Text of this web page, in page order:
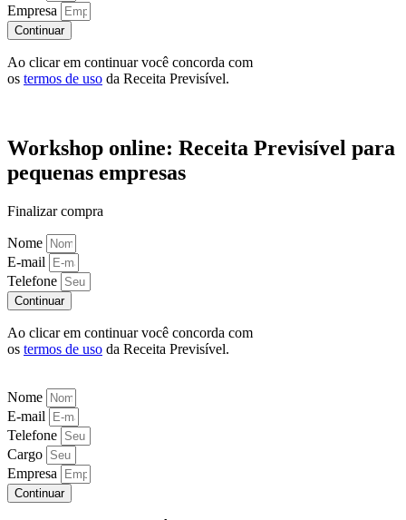
Empresa
Continuar
Ao clicar em continuar você concorda com
os termos de uso da Receita Previsível.
Workshop online: Receita Previsível para
pequenas empresas
Finalizar compra
Nome
E-mail
Telefone
Continuar
Ao clicar em continuar você concorda com
os termos de uso da Receita Previsível.
Nome
E-mail
Telefone
Cargo
Empresa
Continuar